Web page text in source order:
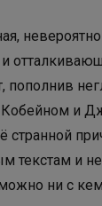
и
пополнив
Кобейном и
странной
текстам и
ни с кем